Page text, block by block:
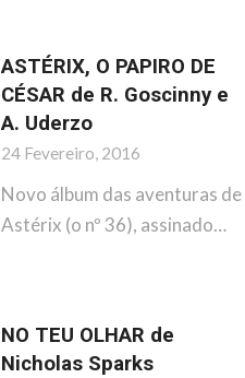
ASTÉRIX, O PAPIRO DE
CÉSAR de R. Goscinny e
A. Uderzo
24 Fevereiro, 2016
Novo álbum das aventuras de
Astérix (o nº 36), assinado…
NO TEU OLHAR de
Nicholas Sparks